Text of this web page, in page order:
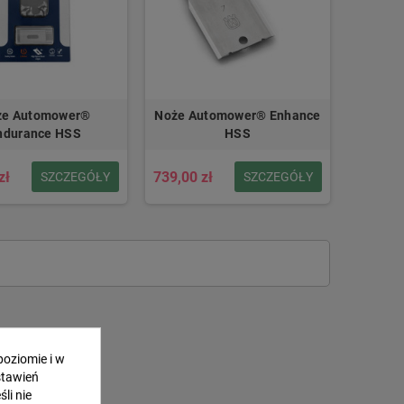
Automower®
HSS
SZCZEGÓŁY
Noże Automower® Enhance
HSS
739,00 zł SZCZEGÓŁY
i w
nie